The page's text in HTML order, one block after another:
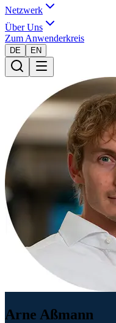
Netzwerk
Über Uns
Zum Anwenderkreis
DE EN
Arne Aßmann